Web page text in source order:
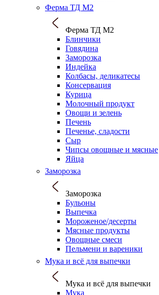
Ферма ТД М2
Ферма ТД М2
Блинчики
Говядина
Заморозка
Индейка
Колбасы, деликатесы
Консервация
Курица
Молочный продукт
Овощи и зелень
Печень
Печенье, сладости
Сыр
Чипсы овощные и мясные
Яйца
Заморозка
Заморозка
Бульоны
Выпечка
Мороженое/десерты
Мясные продукты
Овощные смеси
Пельмени и вареники
Мука и всё для выпечки
Мука и всё для выпечки
Мука